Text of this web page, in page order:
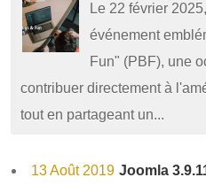
Le 22 février
événement
Fun" (PBF), une
contribuer directement à
tout en partageant un...
13 Août 2019 Joomla